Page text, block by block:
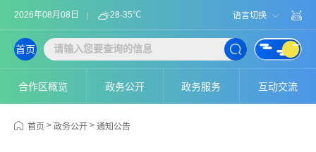
2026年08月08日 28-35℃ 语言切换
合作区概览 政务公开 政务服务 互动交流
首页
首页 > 政务公开 > 通知公告